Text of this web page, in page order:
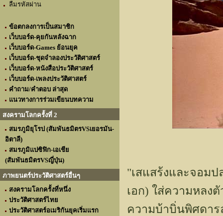
ลืมรหัสผ่าน
ข้อตกลงการเป็นสมาชิก
เว็บบอร์ด-คุยกันหลังฉาก
เว็บบอร์ด-Games ย้อนยุค
เว็บบอร์ด-ชุดจำลองประวัติศาสตร์
เว็บบอร์ด-หนังสือประวัติศาสตร์
เว็บบอร์ด-เพลงประวัติศาสตร์
คำถาม/คำตอบ ล่าสุด
แนวทางการร่วมเขียนบทความ
สงครามโลกครั้งที่ 2
สมรภูมิยุโรป (สัมพันธมิตรVSเยอรมัน-
อิตาลี)
สมรภูมิแปซิฟิก-เอเชีย
(สัมพันธมิตรVSญี่ปุ่น)
ภาพยนตร์ประวัติศาสตร์อื่นๆ
สงครามโลกครั้งที่หนึ่ง
ประวัติศาสตร์ไทย
ประวัติศาสตร์อเมริกันยุคเริ่มแรก
"เสแสร้งและจอม
เอก) ใส่ความหลง
ความบ้าบิ่นพิศดาร